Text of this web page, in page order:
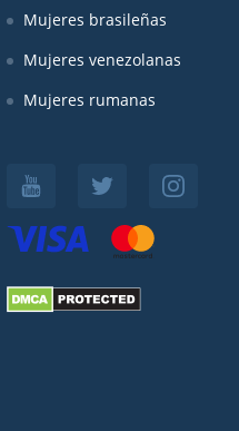
Mujeres brasileñas
Mujeres venezolanas
Mujeres rumanas